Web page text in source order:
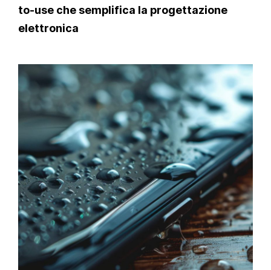
to-use che semplifica la progettazione
elettronica